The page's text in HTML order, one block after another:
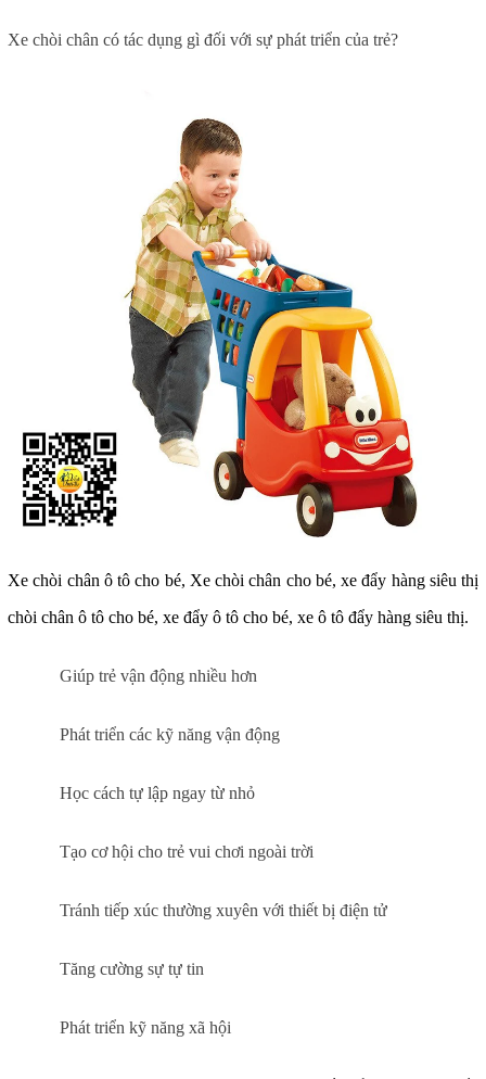
Xe chòi chân có tác dụng gì đối với sự phát triển của trẻ?
Xe chòi chân ô tô cho bé, Xe chòi chân cho bé, xe đẩy hàng siêu thị
chòi chân ô tô cho bé, xe đẩy ô tô cho bé, xe ô tô đẩy hàng siêu thị.
Giúp trẻ vận động nhiều hơn
Phát triển các kỹ năng vận động
Học cách tự lập ngay từ nhỏ
Tạo cơ hội cho trẻ vui chơi ngoài trời
Tránh tiếp xúc thường xuyên với thiết bị điện tử
Tăng cường sự tự tin
Phát triển kỹ năng xã hội